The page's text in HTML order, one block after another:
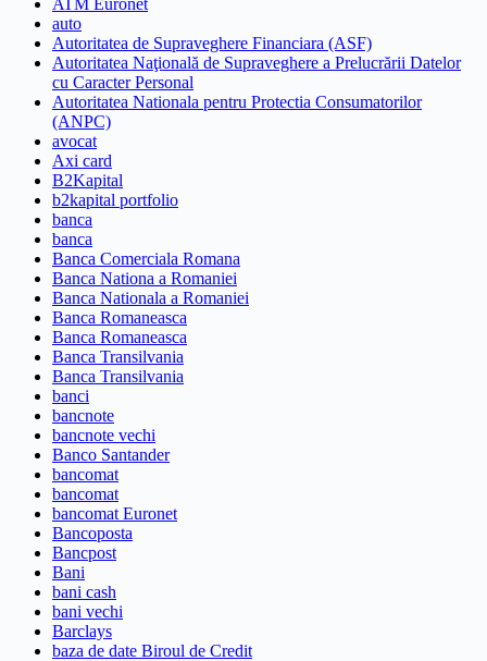
ATM Euronet
auto
Autoritatea de Supraveghere Financiara (ASF)
Autoritatea Naţională de Supraveghere a Prelucrării Datelor
cu Caracter Personal
Autoritatea Nationala pentru Protectia Consumatorilor
(ANPC)
avocat
Axi card
B2Kapital
b2kapital portfolio
banca
banca
Banca Comerciala Romana
Banca Nationa a Romaniei
Banca Nationala a Romaniei
Banca Romaneasca
Banca Romaneasca
Banca Transilvania
Banca Transilvania
banci
bancnote
bancnote vechi
Banco Santander
bancomat
bancomat
bancomat Euronet
Bancoposta
Bancpost
Bani
bani cash
bani vechi
Barclays
baza de date Biroul de Credit